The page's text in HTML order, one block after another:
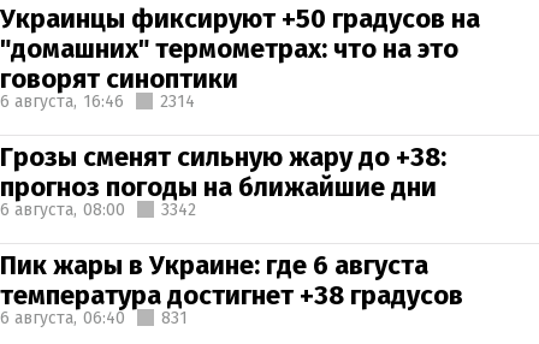
Украинцы фиксируют +50 градусов на
"домашних" термометрах: что на это
говорят синоптики
6 августа, 16:46 2314
Грозы сменят сильную жару до +38:
прогноз погоды на ближайшие дни
6 августа, 08:00 3342
Пик жары в Украине: где 6 августа
температура достигнет +38 градусов
6 августа, 06:40 831